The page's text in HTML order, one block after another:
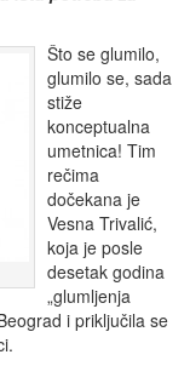
Što se glumilo,
glumilo se, sada
stiže
konceptualna
umetnica! Tim
rečima
dočekana je
Vesna Trivalić,
koja je posle
desetak godina
„glumljenja
i priključila se